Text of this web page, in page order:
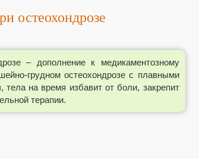
остеохондрозе
– дополнение к медикаментозному
грудном остеохондрозе с плавными
на время избавит от боли, закрепит
терапии.